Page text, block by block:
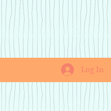
Log In